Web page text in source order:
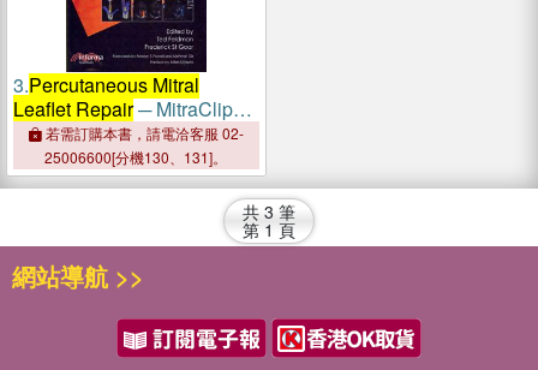
3.Percutaneous Mitral
Leaflet Repair─ MitraClip
Therapy for Mitral
Regurgitation
若需訂購本書，請電洽客服 02-
25006600[分機130、131]。
共 3 筆
第 1 頁
網站導航 >>